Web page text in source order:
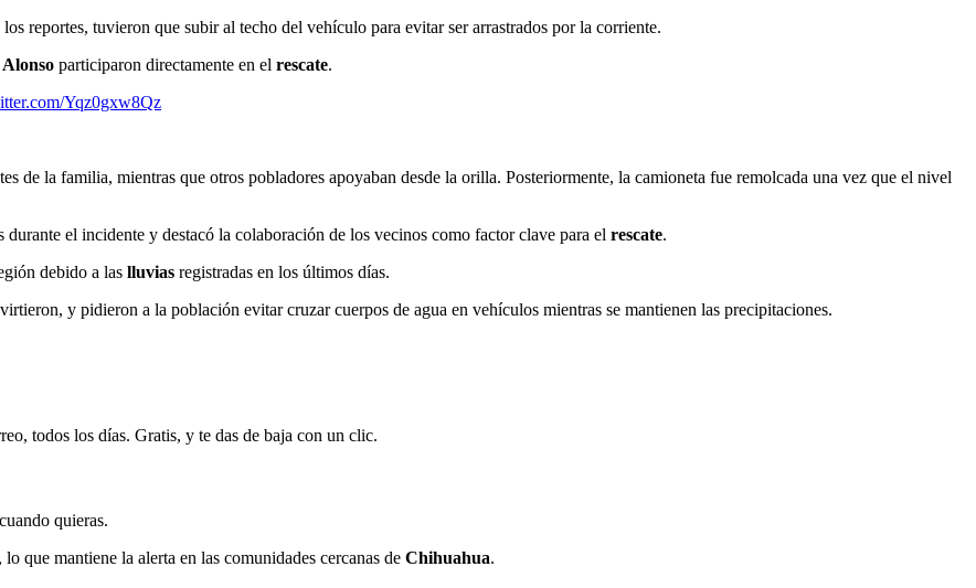
los reportes, tuvieron que subir al techo del vehículo para evitar ser arrastrados por la corriente.
participaron directamente en el rescate.
Yqz0gxw8Qz
de la familia, mientras que otros pobladores apoyaban desde la orilla. Posteriormente, la camioneta fue remolcada una vez que el nivel
el incidente y destacó la colaboración de los vecinos como factor clave para el rescate.
debido a las lluvias registradas en los últimos días.
y pidieron a la población evitar cruzar cuerpos de agua en vehículos mientras se mantienen las precipitaciones.
todos los días. Gratis, y te das de baja con un clic.
quieras.
lo que mantiene la alerta en las comunidades cercanas de Chihuahua.